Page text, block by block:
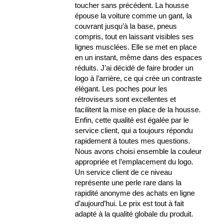
toucher sans précédent. La housse
épouse la voiture comme un gant, la
couvrant jusqu’à la base, pneus
compris, tout en laissant visibles ses
lignes musclées. Elle se met en place
en un instant, même dans des espaces
réduits. J’ai décidé de faire broder un
logo à l’arrière, ce qui crée un contraste
élégant. Les poches pour les
rétroviseurs sont excellentes et
facilitent la mise en place de la housse.
Enfin, cette qualité est égalée par le
service client, qui a toujours répondu
rapidement à toutes mes questions.
Nous avons choisi ensemble la couleur
appropriée et l’emplacement du logo.
Un service client de ce niveau
représente une perle rare dans la
rapidité anonyme des achats en ligne
d’aujourd’hui. Le prix est tout à fait
adapté à la qualité globale du produit.